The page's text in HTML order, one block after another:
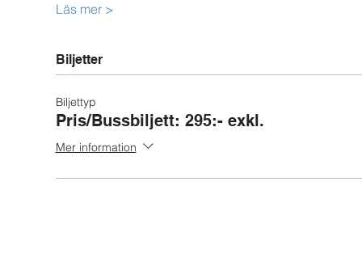
Läs mer >
Biljetter
Biljettyp
Pris/Bussbiljett: 295:- exkl.
Mer information